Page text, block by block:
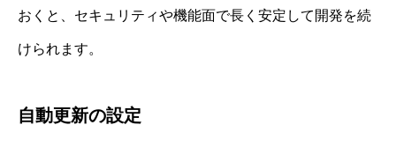
おくと、セキュリティや機能面で長く安定して開発を続
けられます。
自動更新の設定